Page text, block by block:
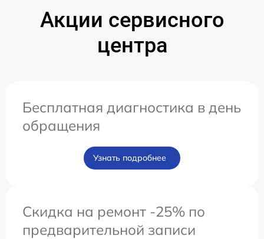
Акции сервисного
центра
Бесплатная диагностика в день
обращения
Узнать подробнее
Скидка на ремонт -25% по
предварительной записи